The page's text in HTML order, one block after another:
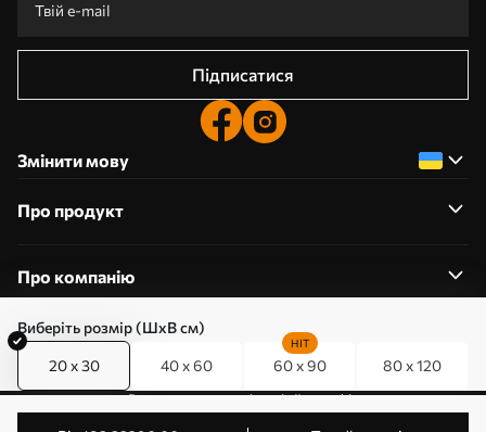
Виберіть розмір (ШхВ см)
20 x 30 40 x 60 60 x 90
HIT
80 x 120
Підписатися
Змінити мову
Про продукт
Про компанію
0800357223
Редагування дозволів на файли cookie
© 2011-2026 Art-holst. Усі права захищені. Власник: